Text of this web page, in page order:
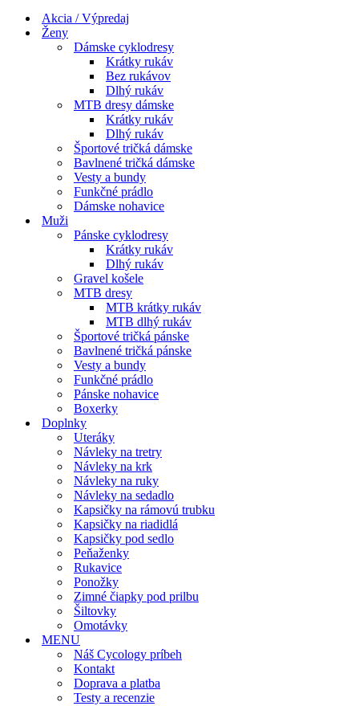
navigácieAkcia / Výpredaj
Ženy
Dámske cyklodresy
Krátky rukáv
Bez rukávov
Dlhý rukáv
MTB dresy dámske
Krátky rukáv
Dlhý rukáv
Športové tričká dámske
Bavlnené tričká dámske
Vesty a bundy
Funkčné prádlo
Dámske nohavice
Muži
Pánske cyklodresy
Krátky rukáv
Dlhý rukáv
Gravel košele
MTB dresy
MTB krátky rukáv
MTB dlhý rukáv
Športové tričká pánske
Bavlnené tričká pánske
Vesty a bundy
Funkčné prádlo
Pánske nohavice
Boxerky
Doplnky
Uteráky
Návleky na tretry
Návleky na krk
Návleky na ruky
Návleky na sedadlo
Kapsičky na rámovú trubku
Kapsičky na riadidlá
Kapsičky pod sedlo
Peňaženky
Rukavice
Ponožky
Zimné čiapky pod prilbu
Šiltovky
Omotávky
MENU
Náš Cycology príbeh
Kontakt
Doprava a platba
Testy a recenzie